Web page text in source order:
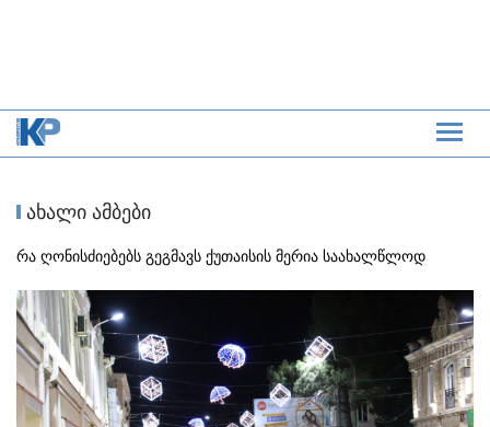
ახალი ამბები
რა ღონისძიებებს გეგმავს ქუთაისის მერია საახალწლოდ